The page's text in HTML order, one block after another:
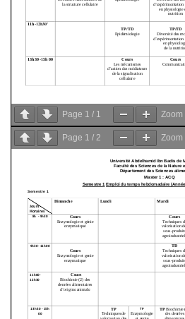
Page 1 / 1 Zoom
Page 1 / 2 Zoom